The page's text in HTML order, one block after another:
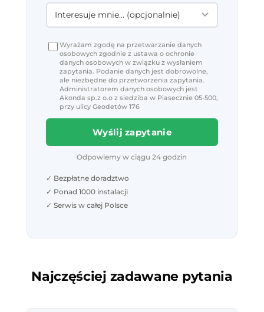
Wyrażam zgodę na przetwarzanie danych
osobowych zgodnie z ustawa o ochronie
danych osobowych w związku z wysłaniem
zapytania. Podanie danych jest dobrowolne,
ale niezbędne do przetworzenia zapytania.
Administratorem danych osobowych jest
Akonda sp.z o.o z siedziba w Piasecznie 05-500,
przy ulicy Geodetów 176
Wyślij zapytanie
Odpowiemy w ciągu 24 godzin
✓ Bezpłatne doradztwo
✓ Ponad 1000 instalacji
✓ Serwis w całej Polsce
Najczęściej zadawane pytania